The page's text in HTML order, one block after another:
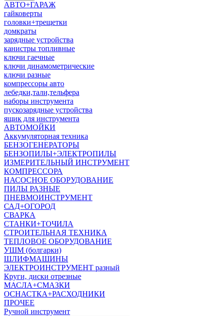
АВТО+ГАРАЖ
гайковерты
головки+трещетки
домкраты
зарядные устройства
канистры топливные
ключи гаечные
ключи динамометрические
ключи разные
компрессоры авто
лебедки,тали,тельфера
наборы инструмента
пускозарядные устройства
ящик для инструмента
АВТОМОЙКИ
Аккумуляторная техника
БЕНЗОГЕНЕРАТОРЫ
БЕНЗОПИЛЫ+ЭЛЕКТРОПИЛЫ
ИЗМЕРИТЕЛЬНЫЙ ИНСТРУМЕНТ
КОМПРЕССОРА
НАСОСНОЕ ОБОРУДОВАНИЕ
ПИЛЫ РАЗНЫЕ
ПНЕВМОИНСТРУМЕНТ
САД+ОГОРОД
СВАРКА
СТАНКИ+ТОЧИЛА
СТРОИТЕЛЬНАЯ ТЕХНИКА
ТЕПЛОВОЕ ОБОРУДОВАНИЕ
УШМ (болгарки)
ШЛИФМАШИНЫ
ЭЛЕКТРОИНСТРУМЕНТ разный
Круги, диски отрезные
МАСЛА+СМАЗКИ
ОСНАСТКА+РАСХОДНИКИ
ПРОЧЕЕ
Ручной инструмент